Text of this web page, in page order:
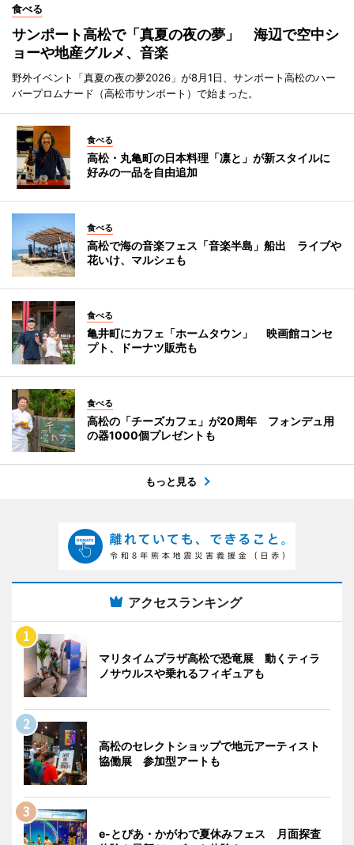
食べる
サンポート高松で「真夏の夜の夢」 海辺で空中シ
ョーや地産グルメ、音楽
野外イベント「真夏の夜の夢2026」が8月1日、サンポート高松のハー
バープロムナード（高松市サンポート）で始まった。
食べる
高松・丸亀町の日本料理「凛と」が新スタイルに
好みの一品を自由追加
食べる
高松で海の音楽フェス「音楽半島」船出 ライブや
花いけ、マルシェも
食べる
亀井町にカフェ「ホームタウン」 映画館コンセ
プト、ドーナツ販売も
食べる
高松の「チーズカフェ」が20周年 フォンデュ用
の器1000個プレゼントも
もっと見る
アクセスランキング
マリタイムプラザ高松で恐竜展 動くティラ
ノサウルスや乗れるフィギュアも
高松のセレクトショップで地元アーティスト
協働展 参加型アートも
e-とぴあ・かがわで夏休みフェス 月面探査